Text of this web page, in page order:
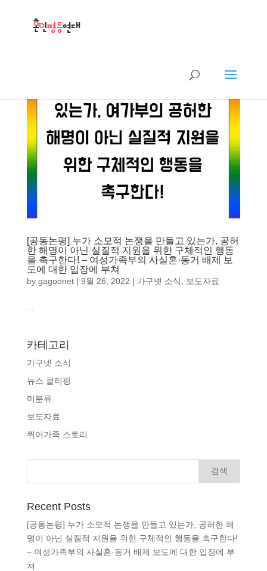
[공동논평] 누가 소모적 논쟁을 만들고 있는가, 공허
한 해명이 아닌 실질적 지원을 위한 구체적인 행동
을 촉구한다! – 여성가족부의 사실혼·동거 배제 보
도에 대한 입장에 부쳐
by gagoonet| 9월 26, 2022 | 가구넷 소식 보도자료
카테고리
가구넷 소식
뉴스 클리핑
미분류
보도자료
퀴어가족 스토리
Recent Posts
[공동논평] 누가 소모적 논쟁을 만들고 있는가, 공허한 해
명이 아닌 실질적 지원을 위한 구체적인 행동을 촉구한다!
– 여성가족부의 사실혼·동거 배제 보도에 대한 입장에 부
쳐